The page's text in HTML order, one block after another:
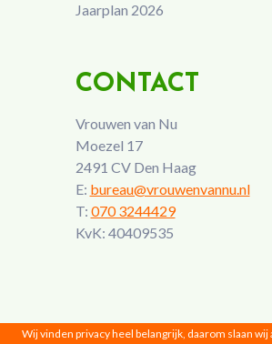
Jaarplan 2026
CONTACT
Vrouwen van Nu
Moezel 17
2491 CV Den Haag
E: bureau@vrouwenvannu.nl
T: 070 3244429
KvK: 40409535
Wij vinden privacy heel belangrijk, daarom slaan